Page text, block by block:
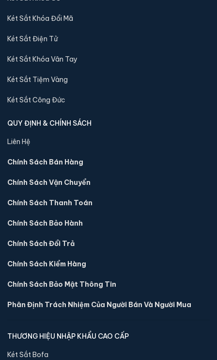
Sản phẩm cùng dòng Két sắt Liberty
Khám phá thêm các mẫu thuộc dòng
so sánh kích thước, công nghệ khoá và mức giá trước khi đặt
hàng.
Két sắt mini Liberty LB30S-G vân tay điện tử màu
📐 Kích thước:30 x 39 x 32 cm
⚖️ Trọng lượng:16 kg
🛡️ Bảo hành:24 tháng
4,290,000 đ
Két Sắt Khóa Đổi Mã
Két Sắt Điện Tử
Két Sắt Khóa Vân Tay
Két Sắt Tiệm Vàng
Két Sắt Công Đức
QUY ĐỊNH & CHÍNH SÁCH
Liên Hệ
Chính Sách Bán Hàng
Chính Sách Vận Chuyển
Chính Sách Thanh Toán
Chính Sách Bảo Hành
Chính Sách Đổi Trả
Chính Sách Kiểm Hàng
Chính Sách Bảo Mật Thông Tin
Phân Định Trách Nhiệm Của Người Bán Và Người Mua
THƯƠNG HIỆU NHẬP KHẨU CAO CẤP
Két Sắt Bofa